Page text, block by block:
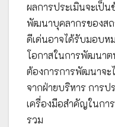
ผลการประเมินจะเป็
พัฒนาบุคลากรของส
ดีเด่นอาจได้รับมอบห
โอกาสในการพัฒนา
ต้องการการพัฒนาจะ
จากฝ่ายบริหาร การป
เครื่องมือสำคัญในก
รวม